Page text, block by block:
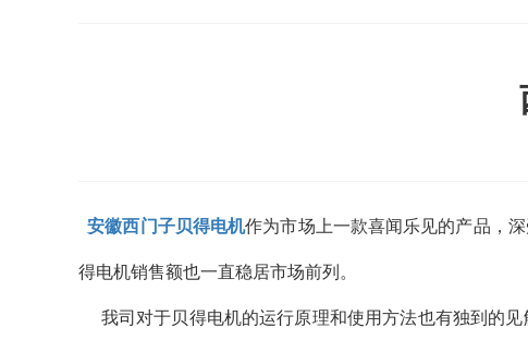
安徽西门子贝得电机作为市场上一款喜闻乐见的产品，
得电机销售额也一直稳居市场前列。
我司对于贝得电机的运行原理和使用方法也有独到的见